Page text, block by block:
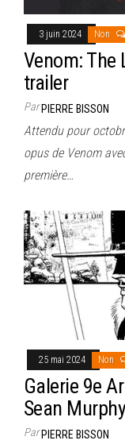
3 juin 2024 Non
Venom: The
trailer
ParPIERRE BISSON
Attendu pour
opus de Venom
première…
25 mai 2024 Non
Galerie 9e
Sean
ParPIERRE BISSON